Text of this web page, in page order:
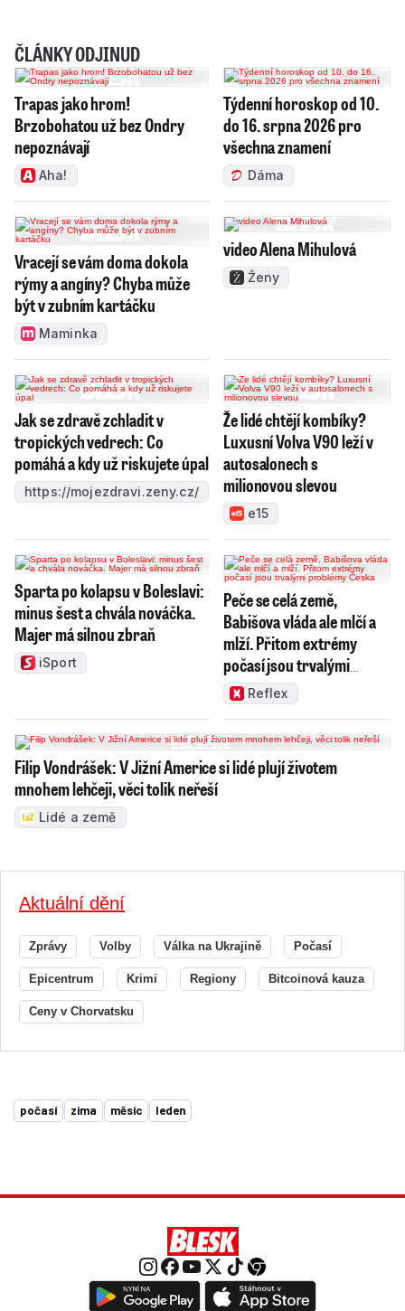
ČLÁNKY ODJINUD
Trapas jako hrom!
Brzobohatou už bez Ondry
nepoznávají
Aha!
Týdenní horoskop od 10.
do 16. srpna 2026 pro
všechna znamení
Dáma
Vracejí se vám doma dokola
rýmy a angíny? Chyba může
být v zubním kartáčku
Maminka
video Alena Mihulová
Ženy
Jak se zdravě zchladit v
tropických vedrech: Co
pomáhá a kdy už riskujete úpal
https://mojezdravi.zeny.cz/
Že lidé chtějí kombíky?
Luxusní Volva V90 leží v
autosalonech s
milionovou slevou
e15
Sparta po kolapsu v Boleslavi:
minus šest a chvála nováčka.
Majer má silnou zbraň
iSport
Peče se celá země,
Babišova vláda ale mlčí a
mlží. Přitom extrémy
počasí jsou trvalými
problémy Česka
Reflex
Filip Vondrášek: V Jižní Americe si lidé plují životem
mnohem lehčeji, věci tolik neřeší
Lidé a země
Aktuální dění
Zprávy Volby Válka na Ukrajině Počasí
Epicentrum Krimi Regiony Bitcoinová kauza
Ceny v Chorvatsku
počasí zima měsíc leden